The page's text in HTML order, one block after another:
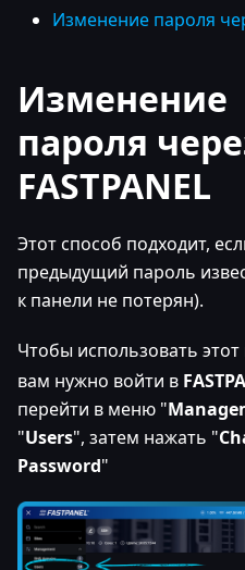
Изменение пароля
Изменение
пароля
FASTPANEL
Этот способ подходит,
предыдущий пароль
к панели не потерян).
Чтобы использовать этот
вам нужно войти в
перейти в меню "
"Users", затем нажать "
Password"